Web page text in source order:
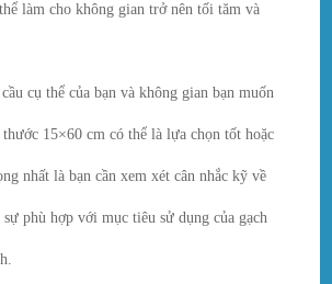
làm cho không gian trở nên tối tăm và
cụ thể của bạn và không gian bạn muốn
15×60 cm có thể là lựa chọn tốt hoặc
nhất là bạn cần xem xét cân nhắc kỹ về
phù hợp với mục tiêu sử dụng của gạch